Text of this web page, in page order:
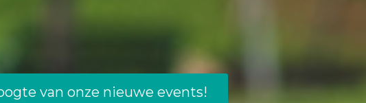
van onze nieuwe events!